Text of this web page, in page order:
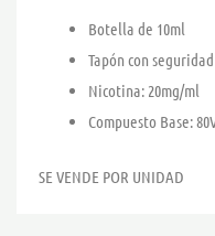
Botella de 10ml
Tapón con
Nicotina: 20mg/ml
Compuesto Base:
SE VENDE POR UNIDAD